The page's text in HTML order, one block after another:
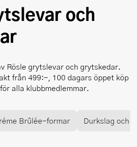
och
Rösle grytslevar och grytskedar.
från 499:-, 100 dagars öppet köp
alla klubbmedlemmar.
Brûlée-formar Durkslag och